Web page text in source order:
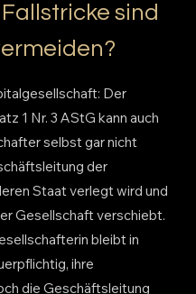
sind
Der
1 Nr. 3 AStG kann auch
selbst gar nicht
der
Staat verlegt wird und
Gesellschaft verschiebt.
bleibt in
ihre
die Geschäftsleitung